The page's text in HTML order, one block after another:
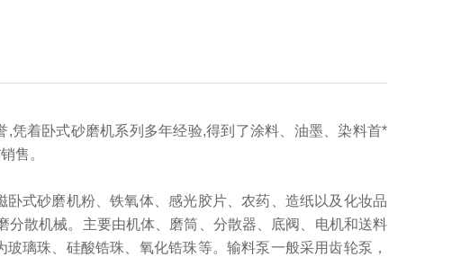
凭着卧式砂磨机系列多年经验,得到了涂料、油墨、染料首*
售。
式砂磨机粉、铁氧体、感光胶片、农药、造纸以及化妆品
散机械。主要由机体、磨筒、分散器、底阀、电机和送料
璃珠、硅酸锆珠、氧化锆珠等。输料泵一般采用齿轮泵，